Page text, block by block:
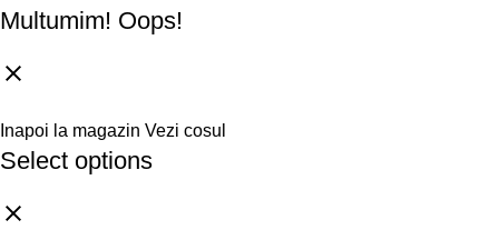
Multumim! Oops!
Inapoi la magazin Vezi cosul
Select options